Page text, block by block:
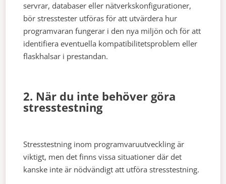
servrar, databaser eller nätverkskonfigurationer,
bör stresstester utföras för att utvärdera hur
programvaran fungerar i den nya miljön och för att
identifiera eventuella kompatibilitetsproblem eller
flaskhalsar i prestandan.
2. När du inte behöver göra
stresstestning
Stresstestning inom programvaruutveckling är
viktigt, men det finns vissa situationer där det
kanske inte är nödvändigt att utföra stresstestning.